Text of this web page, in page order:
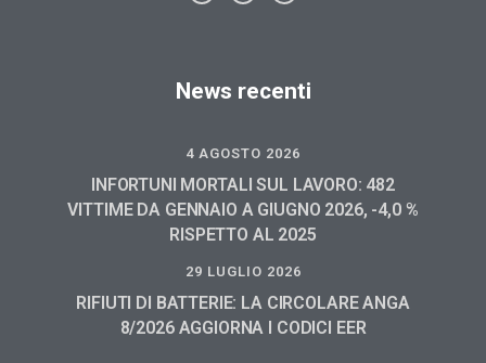
News recenti
4 AGOSTO 2026
INFORTUNI MORTALI SUL LAVORO: 482
VITTIME DA GENNAIO A GIUGNO 2026, -4,0 %
RISPETTO AL 2025
29 LUGLIO 2026
RIFIUTI DI BATTERIE: LA CIRCOLARE ANGA
8/2026 AGGIORNA I CODICI EER